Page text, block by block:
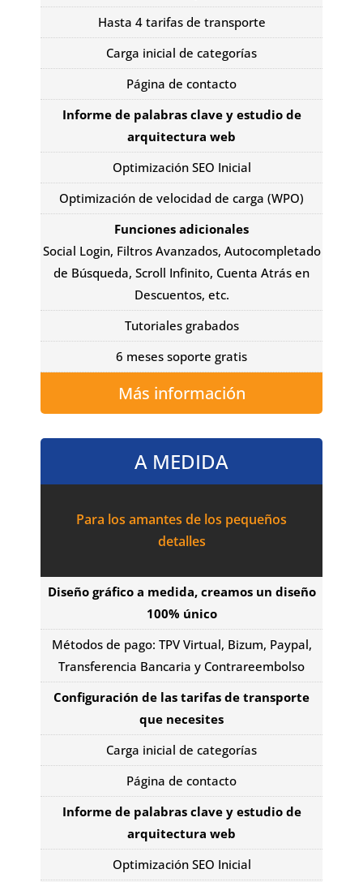
Hasta 4 tarifas de transporte
Carga inicial de categorías
Página de contacto
Informe de palabras clave y estudio de
arquitectura web
Optimización SEO Inicial
Optimización de velocidad de carga (WPO)
Funciones adicionales
Social Login, Filtros Avanzados, Autocompletado
de Búsqueda, Scroll Infinito, Cuenta Atrás en
Descuentos, etc.
Tutoriales grabados
6 meses soporte gratis
Más información
A MEDIDA
Para los amantes de los pequeños
detalles
Diseño gráfico a medida, creamos un diseño
100% único
Métodos de pago: TPV Virtual, Bizum, Paypal,
Transferencia Bancaria y Contrareembolso
Configuración de las tarifas de transporte
que necesites
Carga inicial de categorías
Página de contacto
Informe de palabras clave y estudio de
arquitectura web
Optimización SEO Inicial